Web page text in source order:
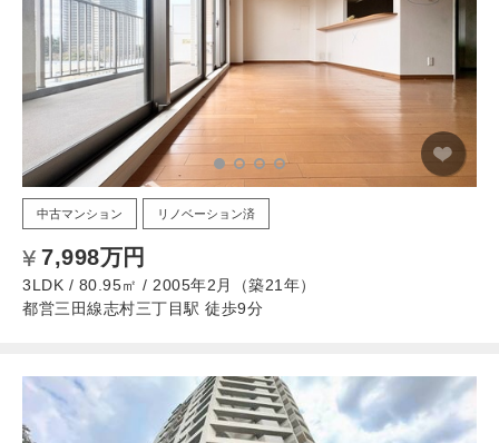
中古マンション リノベーション済
7,998万円
3LDK / 80.95㎡ / 2005年2月（築21年）
都営三田線志村三丁目駅 徒歩9分